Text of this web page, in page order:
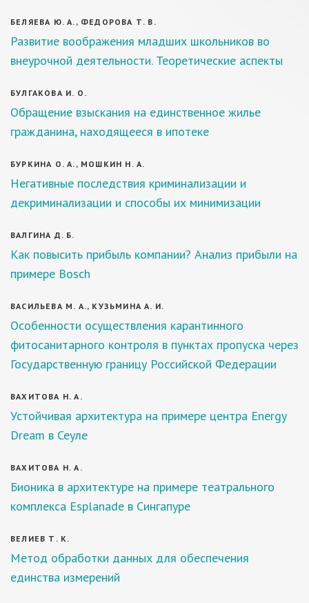
БЕЛЯЕВА Ю. А., ФЕДОРОВА Т. В.
Развитие воображения младших школьников во
внеурочной деятельности. Теоретические аспекты
БУЛГАКОВА И. О.
Обращение взыскания на единственное жилье
гражданина, находящееся в ипотеке
БУРКИНА О. А., МОШКИН Н. А.
Негативные последствия криминализации и
декриминализации и способы их минимизации
ВАЛГИНА Д. Б.
Как повысить прибыль компании? Анализ прибыли на
примере Bosch
ВАСИЛЬЕВА М. А., КУЗЬМИНА А. И.
Особенности осуществления карантинного
фитосанитарного контроля в пунктах пропуска через
Государственную границу Российской Федерации
ВАХИТОВА Н. А.
Устойчивая архитектура на примере центра Energy
Dream в Сеуле
ВАХИТОВА Н. А.
Бионика в архитектуре на примере театрального
комплекса Esplanade в Сингапуре
ВЕЛИЕВ Т. К.
Метод обработки данных для обеспечения
единства измерений